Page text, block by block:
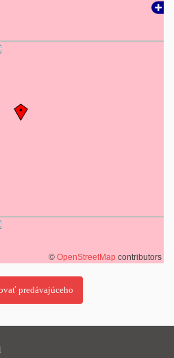
© OpenStreetMap contributors